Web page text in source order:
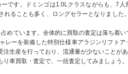
です。ドミンゴは1.0Lクラスながらも、7人
ることも多く、ロングセラーとなりました
めています。全体的に買取の査定は落ち着い
レーを装備した特別仕様車アラジンリフト
生産を行っており、流通量が少ないことがあ
車買取・査定で、一括査定してみましょう。